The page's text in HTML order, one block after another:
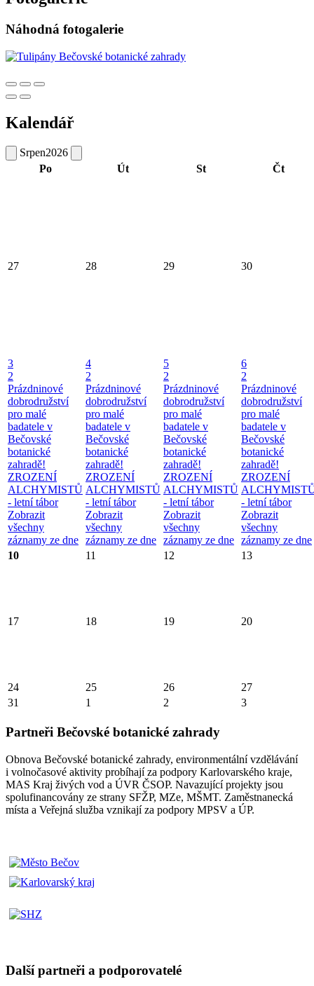
Náhodná fotogalerie
Kalendář
Srpen2026
Po
Út St Čt
27 28 29 30
3
2
Prázdninové
dobrodružství
pro malé
badatele v
Bečovské
botanické
zahradě!
ZROZENÍ
ALCHYMISTŮ
- letní tábor
Zobrazit
všechny
záznamy ze dne
4
2
Prázdninové
dobrodružství
pro malé
badatele v
Bečovské
botanické
zahradě!
ZROZENÍ
ALCHYMISTŮ
- letní tábor
Zobrazit
všechny
záznamy ze dne
5
2
Prázdninové
dobrodružství
pro malé
badatele v
Bečovské
botanické
zahradě!
ZROZENÍ
ALCHYMISTŮ
- letní tábor
Zobrazit
všechny
záznamy ze dne
6
2
Prázdninové
dobrodružství
pro malé
badatele v
Bečovské
botanické
zahradě!
ZROZENÍ
- letní tábor
Zobrazit
všechny
záznamy ze dne
10
11 12 13
17 18 19 20
24 25 26
27
31
1 2 3
Partneři Bečovské botanické zahrady
Obnova Bečovské botanické zahrady, environmentální vzdělávání
i volnočasové aktivity probíhají za podpory Karlovarského kraje,
MAS Kraj živých vod a ÚVR ČSOP. Navazující projekty jsou
spolufinancovány ze strany SFŽP, MZe, MŠMT. Zaměstnanecká
místa a Veřejná služba vznikají za podpory MPSV a ÚP.
Další partneři a podporovatelé